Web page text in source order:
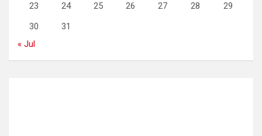
23
24 25 26 27 28
29
30
31
« Jul